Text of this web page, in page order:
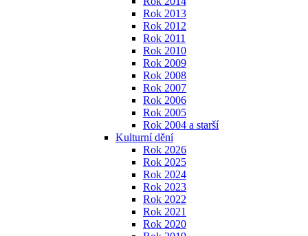
Rok 2013
Rok 2012
Rok 2011
Rok 2010
Rok 2009
Rok 2008
Rok 2007
Rok 2006
Rok 2005
Rok 2004 a starší
Kulturní dění
Rok 2026
Rok 2025
Rok 2024
Rok 2023
Rok 2022
Rok 2021
Rok 2020